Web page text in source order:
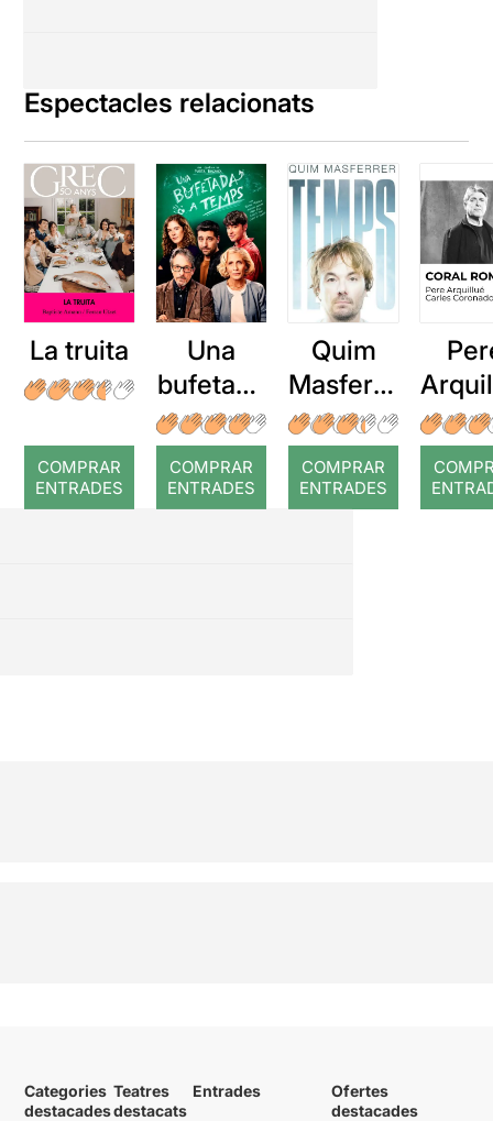
Espectacles relacionats
La truita
COMPRAR
ENTRADES
Una
bufetada
a temps
COMPRAR
ENTRADES
Quim
Masferre
r: Temps
COMPRAR
ENTRADES
:
Categories
destacades
Teatres
destacats
Entrades
Ofertes
destacades